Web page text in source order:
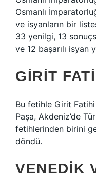
Osmanlı
ve isyanların bir
33 yenilgi, 13
ve 12 başarılı isyan
GIRIT
Bu fetihle Girit Fatihi
Paşa, Akdeniz’de
fetihlerinden birini
döndü.
VENEDIK